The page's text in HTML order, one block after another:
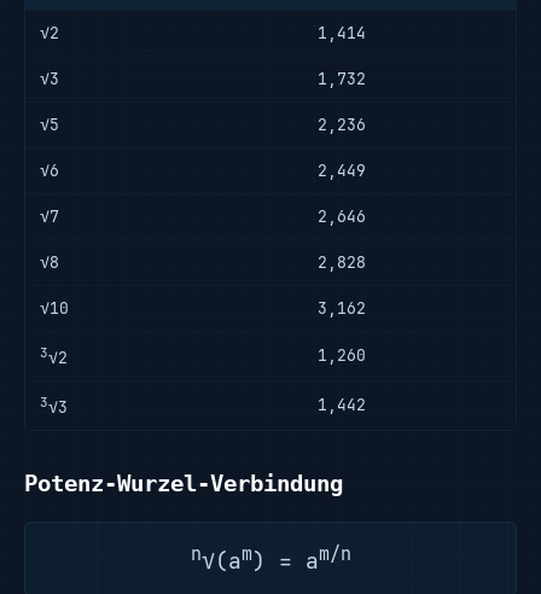
√2 1,414
√3 1,732
√5 2,236
√6 2,449
√7 2,646
√8 2,828
√10 3,162
3√2 1,260
3√3 1,442
Potenz-Wurzel-Verbindung
n√(am) = am/n